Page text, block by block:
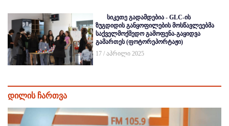
სიკეთე გადამდებია - GLC-ის
ზუგდიდის განყოფილების მოსწავლეებმა
საქველმოქმედო გამოფენა-გაყიდვა
გამართეს (ფოტორეპორტაჟი)
17 / აპრილი 2025
დილის ჩართვა